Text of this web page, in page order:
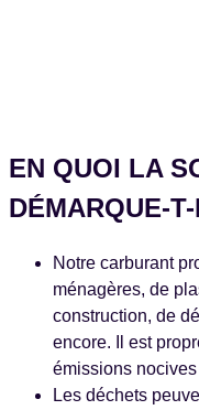
EN QUOI LA
DÉMARQUE-
Notre carburant
ménagères, de
construction, de
encore. Il est
émissions nocives
Les déchets